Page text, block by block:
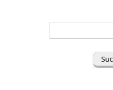
(Frage/Stichwort